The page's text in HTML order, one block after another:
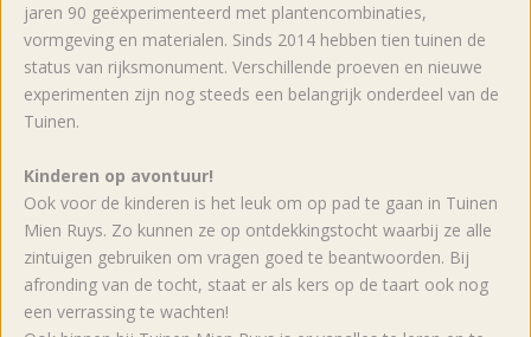
jaren 90 geëxperimenteerd met plantencombinaties,
vormgeving en materialen. Sinds 2014 hebben tien tuinen de
status van rijksmonument. Verschillende proeven en nieuwe
experimenten zijn nog steeds een belangrijk onderdeel van de
Tuinen.
Kinderen op avontuur!
Ook voor de kinderen is het leuk om op pad te gaan in Tuinen
Mien Ruys. Zo kunnen ze op ontdekkingstocht waarbij ze alle
zintuigen gebruiken om vragen goed te beantwoorden. Bij
afronding van de tocht, staat er als kers op de taart ook nog
een verrassing te wachten!